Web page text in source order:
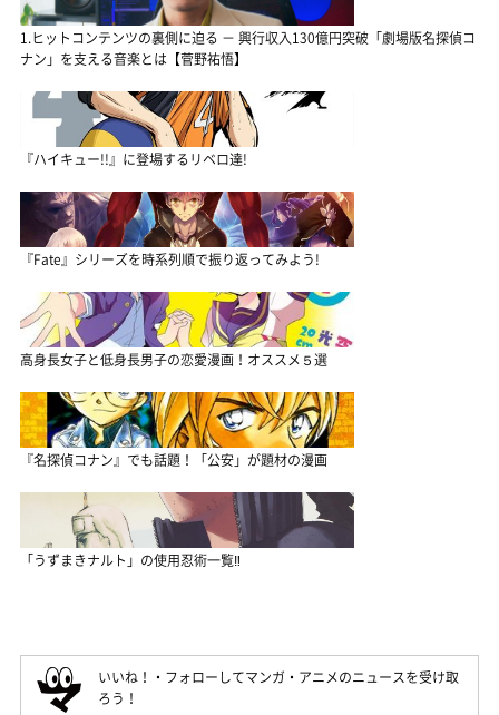
1.ヒットコンテンツの裏側に迫る － 興行収入130億円突破「劇場版名探偵コ
ナン」を支える音楽とは【菅野祐悟】
『ハイキュー!!』に登場するリベロ達!
『Fate』シリーズを時系列順で振り返ってみよう!
高身長女子と低身長男子の恋愛漫画！オススメ５選
『名探偵コナン』でも話題！「公安」が題材の漫画
「うずまきナルト」の使用忍術一覧‼
いいね！・フォローしてマンガ・アニメのニュースを受け取
ろう！